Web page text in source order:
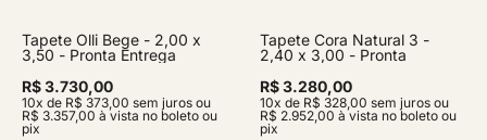
Tapete Olli Bege - 2,00 x
3,50 - Pronta Entrega
R$ 3.730,00
10x de R$ 373,00 sem juros ou
R$ 3.357,00 à vista no boleto ou
pix
Tapete Cora Natural 3 -
2,40 x 3,00 - Pronta
R$ 3.280,00
10x de R$ 328,00 sem juros ou
R$ 2.952,00 à vista no boleto ou
pix